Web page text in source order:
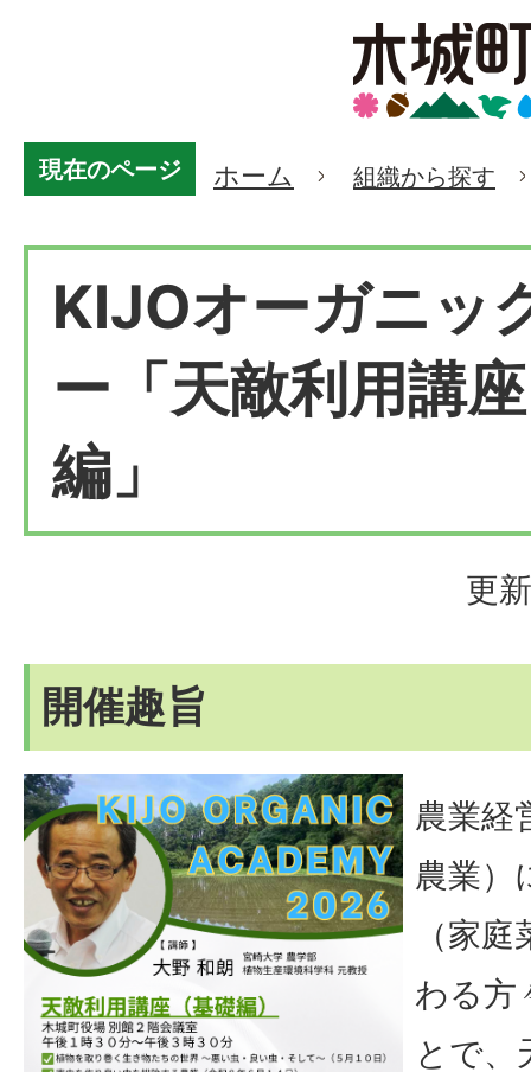
現在のページ ホーム 組織から探す
KIJOオーガニッ
ー「天敵利用講
編」
更
開催趣旨
農業経
農業）
（家
わる方
とで、